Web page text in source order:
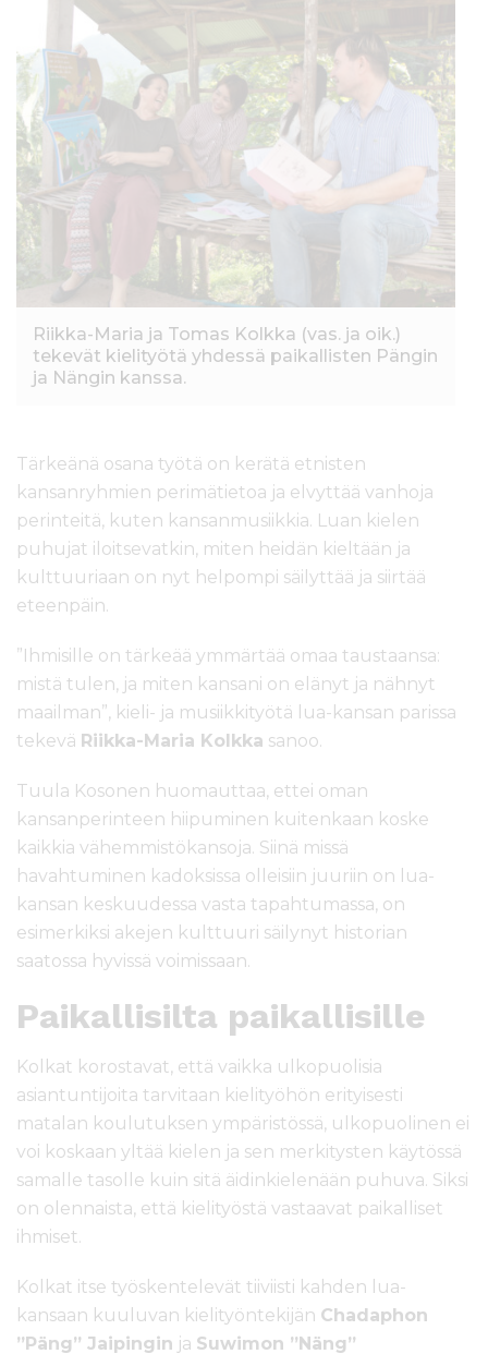
Riikka-Maria ja Tomas Kolkka (vas. ja oik.)
tekevät kielityötä yhdessä paikallisten Pängin
ja Nängin kanssa.
Tärkeänä osana työtä on kerätä etnisten
kansanryhmien perimätietoa ja elvyttää vanhoja
perinteitä, kuten kansanmusiikkia. Luan kielen
puhujat iloitsevatkin, miten heidän kieltään ja
kulttuuriaan on nyt helpompi säilyttää ja siirtää
eteenpäin.
”Ihmisille on tärkeää ymmärtää omaa taustaansa:
mistä tulen, ja miten kansani on elänyt ja nähnyt
maailman”, kieli- ja musiikkityötä lua-kansan parissa
tekevä Riikka-Maria Kolkka sanoo.
Tuula Kosonen huomauttaa, ettei oman
kansanperinteen hiipuminen kuitenkaan koske
kaikkia vähemmistökansoja. Siinä missä
havahtuminen kadoksissa olleisiin juuriin on lua-
kansan keskuudessa vasta tapahtumassa, on
esimerkiksi akejen kulttuuri säilynyt historian
saatossa hyvissä voimissaan.
Paikallisilta paikallisille
Kolkat korostavat, että vaikka ulkopuolisia
asiantuntijoita tarvitaan kielityöhön erityisesti
matalan koulutuksen ympäristössä, ulkopuolinen ei
voi koskaan yltää kielen ja sen merkitysten käytössä
samalle tasolle kuin sitä äidinkielenään puhuva. Siksi
on olennaista, että kielityöstä vastaavat paikalliset
ihmiset.
Kolkat itse työskentelevät tiiviisti kahden lua-
kansaan kuuluvan kielityöntekijän Chadaphon
”Päng” Jaipingin ja Suwimon ”Näng”